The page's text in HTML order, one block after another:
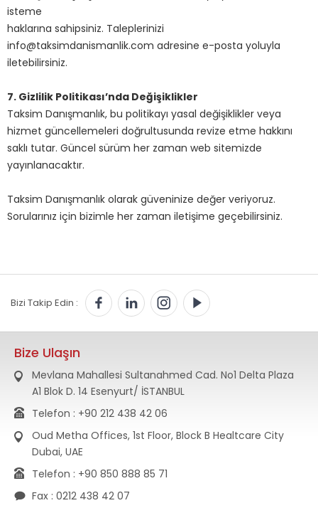
isteme
haklarına sahipsiniz. Taleplerinizi
info@taksimdanismanlik.com adresine e-posta yoluyla
iletebilirsiniz.
7. Gizlilik Politikası’nda Değişiklikler
Taksim Danışmanlık, bu politikayı yasal değişiklikler veya
hizmet güncellemeleri doğrultusunda revize etme hakkını
saklı tutar. Güncel sürüm her zaman web sitemizde
yayınlanacaktır.
Taksim Danışmanlık olarak güveninize değer veriyoruz.
Sorularınız için bizimle her zaman iletişime geçebilirsiniz.
Bizi Takip Edin :
Bize Ulaşın
Mevlana Mahallesi Sultanahmed Cad. No1 Delta Plaza
A1 Blok D. 14 Esenyurt/ İSTANBUL
Telefon : +90 212 438 42 06
Oud Metha Offices, 1st Floor, Block B Healtcare City
Dubai, UAE
Telefon : +90 850 888 85 71
Fax : 0212 438 42 07